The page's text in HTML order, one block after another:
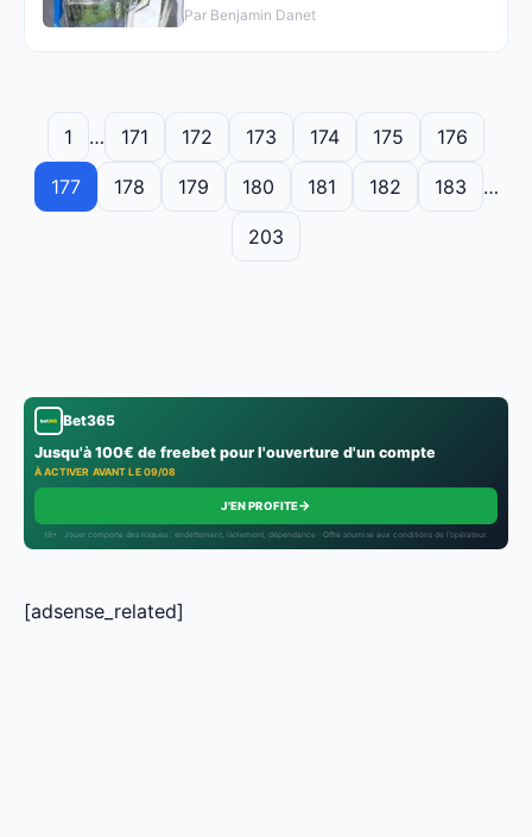
Par Benjamin Danet
1 … 171 172 173 174 175 176
177 178 179 180 181 182 183 …
203
Bet365
Jusqu'à 100€ de freebet pour l'ouverture d'un compte
À ACTIVER AVANT LE 09/08
J'EN PROFITE→
18+ · Jouer comporte des risques : endettement, isolement, dépendance · Offre soumise aux conditions de l’opérateur.
[adsense_related]